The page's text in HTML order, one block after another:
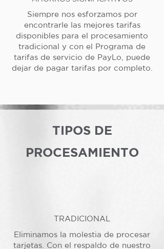
Siempre nos esforzamos por
encontrarle las mejores tarifas
disponibles para el procesamiento
tradicional y con el Programa de
tarifas de servicio de PayLo, puede
dejar de pagar tarifas por completo.
TIPOS DE
PROCESAMIENTO
TRADICIONAL
Eliminamos la molestia de procesar
tarjetas. Con el respaldo de nuestro